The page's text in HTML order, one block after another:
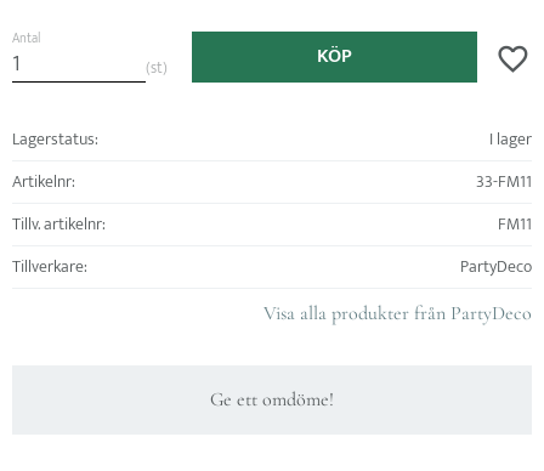
Antal
st KÖP
Lagerstatus
I lager
Artikelnr
33-FM11
Tillv. artikelnr
FM11
Tillverkare
PartyDeco
Visa alla produkter från PartyDeco
Ge ett omdöme!